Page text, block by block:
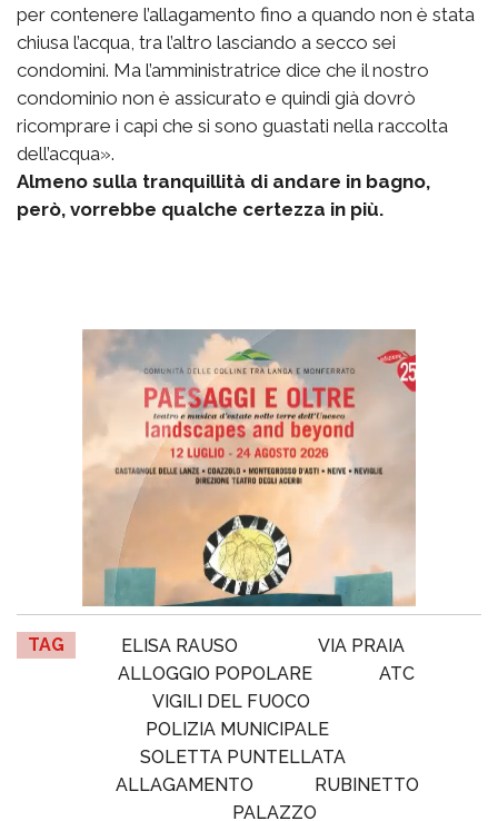
per contenere l’allagamento fino a quando non è stata
chiusa l’acqua, tra l’altro lasciando a secco sei
condomini. Ma l’amministratrice dice che il nostro
condominio non è assicurato e quindi già dovrò
ricomprare i capi che si sono guastati nella raccolta
dell’acqua».
Almeno sulla tranquillità di andare in bagno,
però, vorrebbe qualche certezza in più.
TAG ELISA RAUSO
VIA PRAIA
ALLOGGIO POPOLARE
ATC
VIGILI DEL FUOCO
POLIZIA MUNICIPALE
SOLETTA PUNTELLATA
ALLAGAMENTO
RUBINETTO
PALAZZO